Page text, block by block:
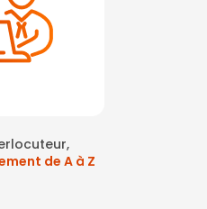
de A à Z